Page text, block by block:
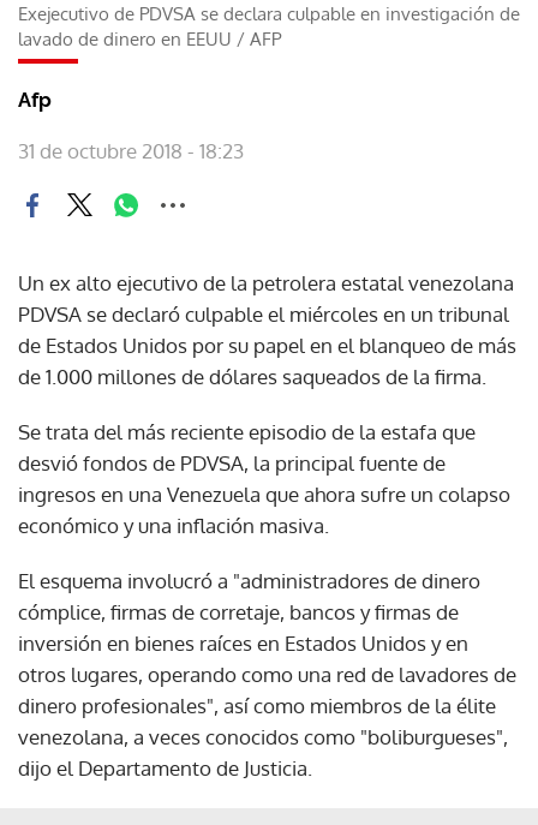
Exejecutivo de PDVSA se declara culpable en investigación de
lavado de dinero en EEUU / AFP
Afp
31 de octubre 2018 - 18:23
Un ex alto ejecutivo de la petrolera estatal venezolana
PDVSA se declaró culpable el miércoles en un tribunal
de Estados Unidos por su papel en el blanqueo de más
de 1.000 millones de dólares saqueados de la firma.
Se trata del más reciente episodio de la estafa que
desvió fondos de PDVSA, la principal fuente de
ingresos en una Venezuela que ahora sufre un colapso
económico y una inflación masiva.
El esquema involucró a "administradores de dinero
cómplice, firmas de corretaje, bancos y firmas de
inversión en bienes raíces en Estados Unidos y en
otros lugares, operando como una red de lavadores de
dinero profesionales", así como miembros de la élite
venezolana, a veces conocidos como "boliburgueses",
dijo el Departamento de Justicia.